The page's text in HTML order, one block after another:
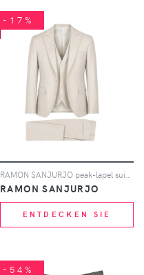
-17%
RAMON SANJURJO
ENTDECKEN SIE
-54%